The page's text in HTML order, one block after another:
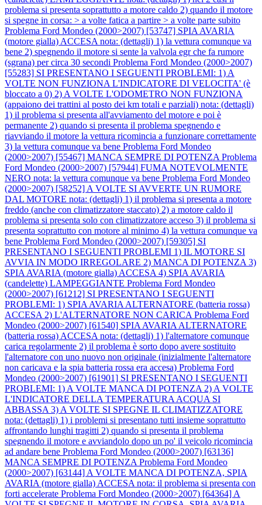
problema si presenta soprattutto a motore caldo 2) quando il motore
si spegne in corsa: > a volte fatica a partire > a volte parte subito
Problema Ford Mondeo (2000>2007) [53747] SPIA AVARIA
(motore gialla) ACCESA nota: (dettagli) 1) la vettura comunque va
bene 2) spegnendo il motore si sente la valvola egr che fa rumore
(sgrana) per circa 30 secondi Problema Ford Mondeo (2000>2007)
[55283] SI PRESENTANO I SEGUENTI PROBLEMI: 1) A
VOLTE NON FUNZIONA L'INDICATORE DI VELOCITA' (è
bloccato a 0) 2) A VOLTE L'ODOMETRO NON FUNZIONA
(appaiono dei trattini al posto dei km totali e parziali) nota: (dettagli)
1) il problema si presenta all'avviamento del motore e poi è
permanente 2) quando si presenta il problema spegnendo e
riavviando il motore la vettura ricomincia a funzionare correttamente
3) la vettura comunque va bene Problema Ford Mondeo
(2000>2007) [55467] MANCA SEMPRE DI POTENZA Problema
Ford Mondeo (2000>2007) [57944] FUMA NOTEVOLMENTE
NERO nota: la vettura comunque va bene Problema Ford Mondeo
(2000>2007) [58252] A VOLTE SI AVVERTE UN RUMORE
DAL MOTORE nota: (dettagli) 1) il problema si presenta a motore
freddo (anche con climatizzatore staccato) 2) a motore caldo il
problema si presenta solo con climatizzatore acceso 3) il problema si
presenta soprattutto con motore al minimo 4) la vettura comunque va
bene Problema Ford Mondeo (2000>2007) [59305] SI
PRESENTANO I SEGUENTI PROBLEMI 1) IL MOTORE SI
AVVIA IN MODO IRREGOLARE 2) MANCA DI POTENZA 3)
SPIA AVARIA (motore gialla) ACCESA 4) SPIA AVARIA
(candelette) LAMPEGGIANTE Problema Ford Mondeo
(2000>2007) [61212] SI PRESENTANO I SEGUENTI
PROBLEMI: 1) SPIA AVARIA ALTERNATORE (batteria rossa)
ACCESA 2) L'ALTERNATORE NON CARICA Problema Ford
Mondeo (2000>2007) [61540] SPIA AVARIA ALTERNATORE
(batteria rossa) ACCESA nota: (dettagli) 1) l'alternatore comunque
carica regolarmente 2) il problema è sorto dopo avere sostituito
l'alternatore con uno nuovo non originale (inizialmente l'alternatore
non caricava e la spia batteria rossa era accesa) Problema Ford
Mondeo (2000>2007) [61901] SI PRESENTANO I SEGUENTI
PROBLEMI: 1) A VOLTE MANCA DI POTENZA 2) A VOLTE
L'INDICATORE DELLA TEMPERATURA ACQUA SI
ABBASSA 3) A VOLTE SI SPEGNE IL CLIMATIZZATORE
nota: (dettagli) 1) i problemi si presentano tutti insieme soprattutto
affrontando lunghi tragitti 2) quando si presenta il problema
spegnendo il motore e avviandolo dopo un po' il veicolo ricomincia
ad andare bene Problema Ford Mondeo (2000>2007) [63136]
MANCA SEMPRE DI POTENZA Problema Ford Mondeo
(2000>2007) [63144] A VOLTE MANCA DI POTENZA, SPIA
AVARIA (motore gialla) ACCESA nota: il problema si presenta con
forti accelerate Problema Ford Mondeo (2000>2007) [64364] A